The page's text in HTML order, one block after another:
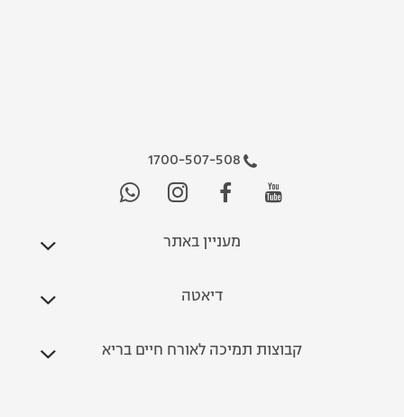
1700-507-508
מעניין באתר
דיאטה
קבוצות תמיכה לאורח חיים בריא